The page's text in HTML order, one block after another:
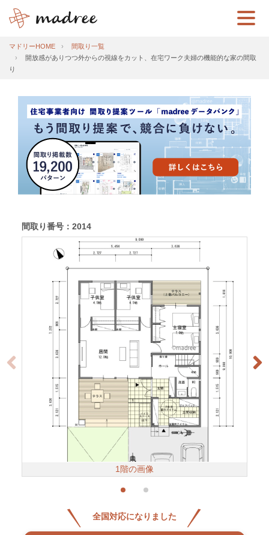
マドリーHOME
間取り一覧
開放感がありつつ外からの視線をカット、在宅ワーク夫婦の機能的な家の間取
り
間取り番号：2014
1階の画像
全国対応になりました